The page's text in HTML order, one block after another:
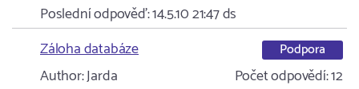
Poslední odpověď:14.5.10 21:47ds
Záloha databáze
Podpora
Author:Jarda Počet odpovědí:12